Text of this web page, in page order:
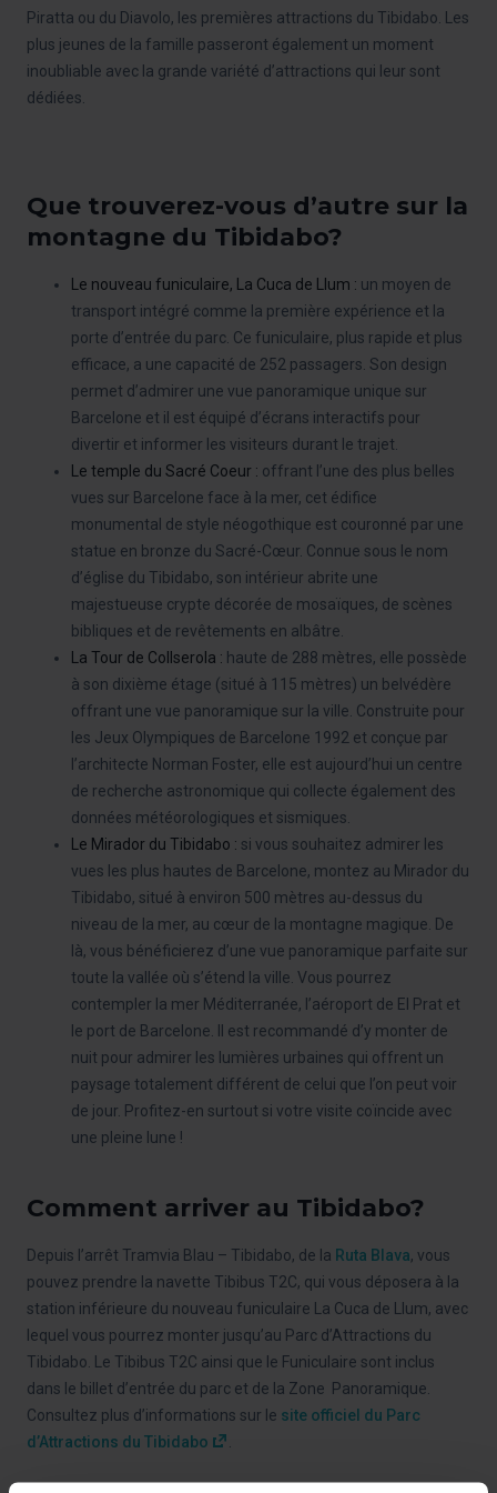
Piratta ou du Diavolo, les premières attractions du Tibidabo. Les
plus jeunes de la famille passeront également un moment
inoubliable avec la grande variété d’attractions qui leur sont
dédiées.
Que trouverez-vous d’autre sur la
montagne du Tibidabo?
Le nouveau funiculaire, La Cuca de Llum : un moyen de
transport intégré comme la première expérience et la
porte d’entrée du parc. Ce funiculaire, plus rapide et plus
efficace, a une capacité de 252 passagers. Son design
permet d’admirer une vue panoramique unique sur
Barcelone et il est équipé d’écrans interactifs pour
divertir et informer les visiteurs durant le trajet.
Le temple du Sacré Coeur : offrant l’une des plus belles
vues sur Barcelone face à la mer, cet édifice
monumental de style néogothique est couronné par une
statue en bronze du Sacré-Cœur. Connue sous le nom
d’église du Tibidabo, son intérieur abrite une
majestueuse crypte décorée de mosaïques, de scènes
bibliques et de revêtements en albâtre.
La Tour de Collserola : haute de 288 mètres, elle possède
à son dixième étage (situé à 115 mètres) un belvédère
offrant une vue panoramique sur la ville. Construite pour
les Jeux Olympiques de Barcelone 1992 et conçue par
l’architecte Norman Foster, elle est aujourd’hui un centre
de recherche astronomique qui collecte également des
données météorologiques et sismiques.
Le Mirador du Tibidabo : si vous souhaitez admirer les
vues les plus hautes de Barcelone, montez au Mirador du
Tibidabo, situé à environ 500 mètres au-dessus du
niveau de la mer, au cœur de la montagne magique. De
là, vous bénéficierez d’une vue panoramique parfaite sur
toute la vallée où s’étend la ville. Vous pourrez
contempler la mer Méditerranée, l’aéroport de El Prat et
le port de Barcelone. Il est recommandé d’y monter de
nuit pour admirer les lumières urbaines qui offrent un
paysage totalement différent de celui que l’on peut voir
de jour. Profitez-en surtout si votre visite coïncide avec
une pleine lune !
Comment arriver au Tibidabo?
Depuis l’arrêt Tramvia Blau – Tibidabo, de la Ruta Blava, vous
pouvez prendre la navette Tibibus T2C, qui vous déposera à la
station inférieure du nouveau funiculaire La Cuca de Llum, avec
lequel vous pourrez monter jusqu’au Parc d’Attractions du
Tibidabo. Le Tibibus T2C ainsi que le Funiculaire sont inclus
dans le billet d’entrée du parc et de la Zone Panoramique.
Consultez plus d’informations sur le site officiel du Parc
d’Attractions du Tibidabo